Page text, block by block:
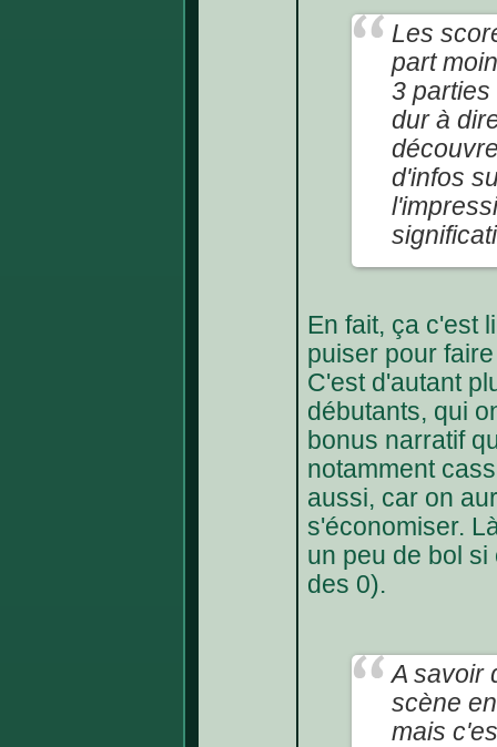
Les
part
3 parties
dur à
d'infos
En fait, ça c'est
puiser pour
C'est d'autant
débutants, qui
bonus narratif
notamment
aussi, car on
s'économiser.
un peu de bol si
des 0).
A savoir
scène
mais